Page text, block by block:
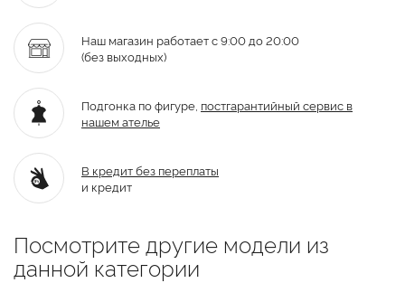
Наш магазин работает с 9:00 до 20:00
(без выходных)
Подгонка по фигуре, постгарантийный сервис в
нашем ателье
В кредит без переплаты
и кредит
Посмотрите другие модели из
данной категории